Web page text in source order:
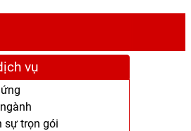
vụ
sự trọn gói